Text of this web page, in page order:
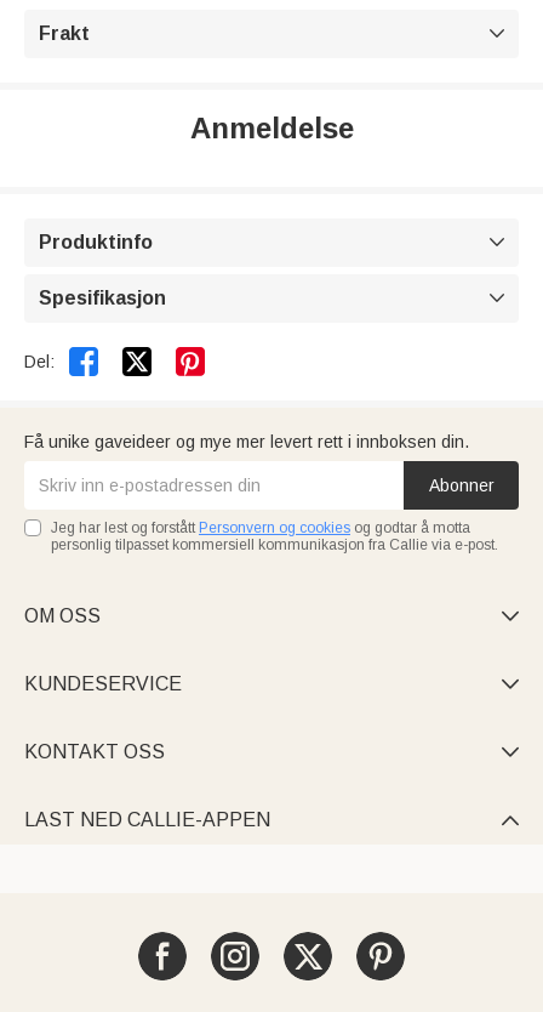
Frakt 
Anmeldelse
Produktinfo 
Spesifikasjon 
Del:  
Få unike gaveideer og mye mer levert rett i innboksen din.
Abonner
Jeg har lest og forstått Personvern og cookies og godtar å motta
personlig tilpasset kommersiell kommunikasjon fra Callie via e-post.
OM OSS 
KUNDESERVICE 
KONTAKT OSS 
LAST NED CALLIE-APPEN 